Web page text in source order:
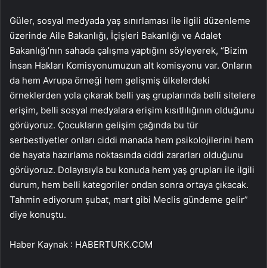
Güler, sosyal medyada yaş sınırlaması ile ilgili düzenleme
üzerinde Aile Bakanlığı, İçişleri Bakanlığı ve Adalet
Bakanlığı’nın sahada çalışma yaptığını söyleyerek, “Bizim
İnsan Hakları Komisyonumuzun alt komisyonu var. Onların
da hem Avrupa örneği hem gelişmiş ülkelerdeki
örneklerden yola çıkarak belli yaş gruplarında belli sitelere
erişim, belli sosyal medyalara erişim kısıtlılığının olduğunu
görüyoruz. Çocukların gelişim çağında bu tür
serbestiyetler onları ciddi manada hem psikolojilerini hem
de hayata hazırlama noktasında ciddi zararları olduğunu
görüyoruz. Dolayısıyla bu konuda hem yaş grupları ile ilgili
durum, hem belli kategoriler ondan sonra ortaya çıkacak.
Tahmin ediyorum şubat, mart gibi Meclis gündeme gelir”
diye konuştu.
Haber Kaynak : HABERTURK.COM